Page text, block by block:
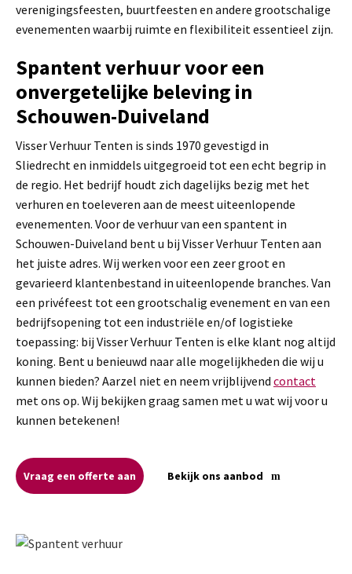
verenigingsfeesten, buurtfeesten en andere grootschalige
evenementen waarbij ruimte en flexibiliteit essentieel zijn.
Spantent verhuur voor een
onvergetelijke beleving in
Schouwen-Duiveland
Visser Verhuur Tenten is sinds 1970 gevestigd in
Sliedrecht en inmiddels uitgegroeid tot een echt begrip in
de regio. Het bedrijf houdt zich dagelijks bezig met het
verhuren en toeleveren aan de meest uiteenlopende
evenementen. Voor de verhuur van een spantent in
Schouwen-Duiveland bent u bij Visser Verhuur Tenten aan
het juiste adres. Wij werken voor een zeer groot en
gevarieerd klantenbestand in uiteenlopende branches. Van
een privéfeest tot een grootschalig evenement en van een
bedrijfsopening tot een industriële en/of logistieke
toepassing: bij Visser Verhuur Tenten is elke klant nog altijd
koning. Bent u benieuwd naar alle mogelijkheden die wij u
kunnen bieden? Aarzel niet en neem vrijblijvend contact
met ons op. Wij bekijken graag samen met u wat wij voor u
kunnen betekenen!
Vraag een offerte aan Bekijk ons aanbod